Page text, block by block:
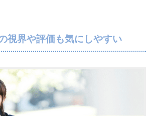
視界や評価も気にしやすい